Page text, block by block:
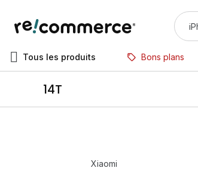
Tous les produits Bons plans
14T
Xiaomi